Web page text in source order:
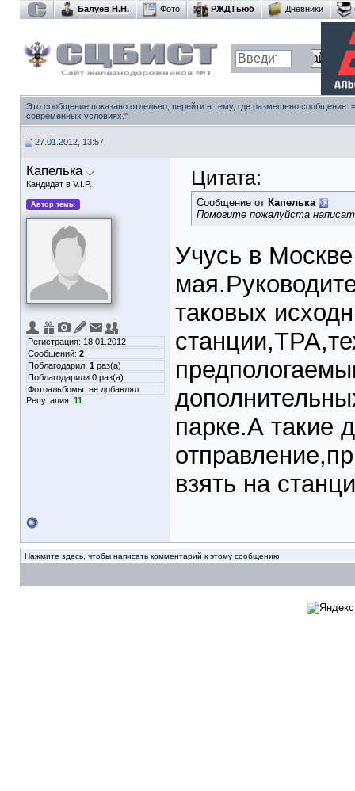
Балуев Н.Н. Фото РЖДТьюб Дневники
Это сообщение показано отдельно, перейти в тему, где размещено сообщение:
современных условиях."
27.01.2012, 13:57
Капелька
Кандидат в V.I.P.
Автор темы
Регистрация: 18.01.2012
Сообщений: 2
Поблагодарил: 1 раз(а)
Поблагодарили 0 раз(а)
Фотоальбомы: не добавлял
Репутация: 11
Цитата:
Сообщение от Капелька
Помогите пожалуйста
Учусь в
таковых
парке.А такие
взять на
Нажмите здесь, чтобы написать комментарий к этому сообщению